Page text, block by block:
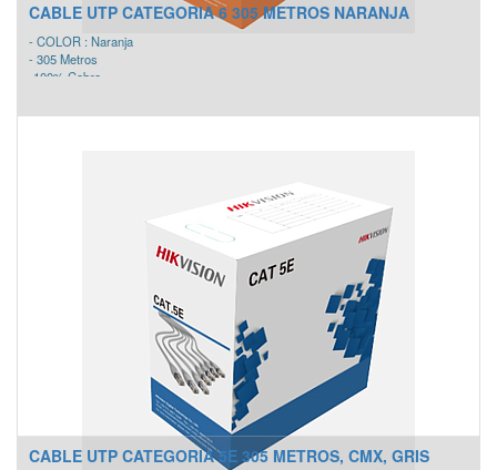
CABLE UTP CATEGORIA 6 305 METROS NARANJA
- COLOR : Naranja
- 305 Metros
-100% Cobre
CABLE UTP CATEGORIA 5E 305 METROS, CMX, GRIS